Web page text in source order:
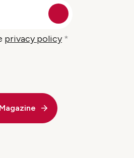
privacy policy